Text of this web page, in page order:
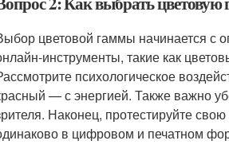
цветовой гаммы начинается с
инструменты, такие как
психологическое
— с энергией. Также важно
Наконец, протестируйте
в цифровом и печатном